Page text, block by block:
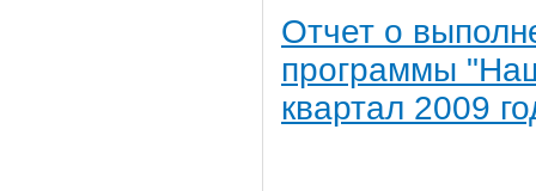
Отчет о
программы
квартал 2009